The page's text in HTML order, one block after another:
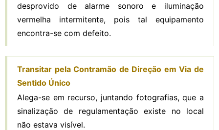
desprovido de alarme sonoro e iluminação
vermelha intermitente, pois tal equipamento
encontra-se com defeito.
Transitar pela Contramão de Direção em Via de
Sentido Único
Alega-se em recurso, juntando fotografias, que a
sinalização de regulamentação existe no local
não estava visível.